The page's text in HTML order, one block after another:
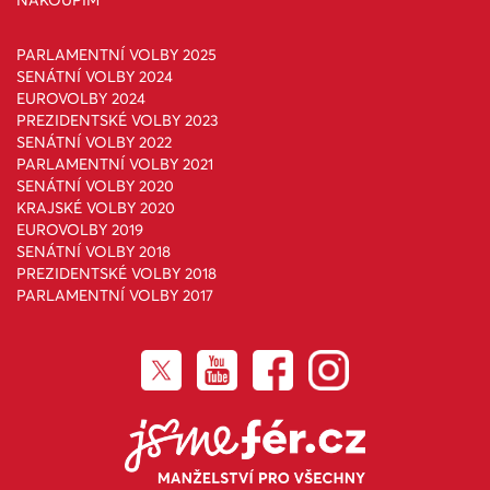
PARLAMENTNÍ VOLBY 2025
SENÁTNÍ VOLBY 2024
EUROVOLBY 2024
PREZIDENTSKÉ VOLBY 2023
SENÁTNÍ VOLBY 2022
PARLAMENTNÍ VOLBY 2021
SENÁTNÍ VOLBY 2020
KRAJSKÉ VOLBY 2020
EUROVOLBY 2019
SENÁTNÍ VOLBY 2018
PREZIDENTSKÉ VOLBY 2018
PARLAMENTNÍ VOLBY 2017